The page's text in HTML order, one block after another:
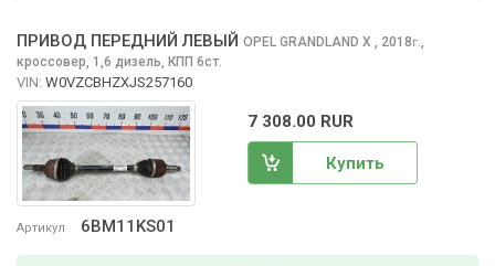
Артикул 6BM11KS01
ПРИВОД ПЕРЕДНИЙ ЛЕВЫЙ OPEL GRANDLAND X , 2018г.,
кроссовер, 1,6 дизель, КПП 6ст.
VIN: W0VZCBHZXJS257160
7 308.00 RUR
Купить